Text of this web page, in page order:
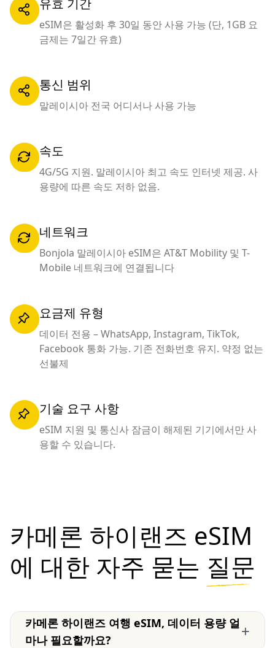
유효 기간
eSIM은 활성화 후 30일 동안 사용 가능 (단, 1GB 요
금제는 7일간 유효)
통신 범위
말레이시아 전국 어디서나 사용 가능
속도
4G/5G 지원. 말레이시아 최고 속도 인터넷 제공. 사
용량에 따른 속도 저하 없음.
네트워크
Bonjola 말레이시아 eSIM은 AT&T Mobility 및 T-
Mobile 네트워크에 연결됩니다
요금제 유형
데이터 전용 – WhatsApp, Instagram, TikTok,
Facebook 통화 가능. 기존 전화번호 유지. 약정 없는
선불제
기술 요구 사항
eSIM 지원 및 통신사 잠금이 해제된 기기에서만 사
용할 수 있습니다.
카메론 하이랜즈 eSIM
에 대한 자주 묻는 질문
카메론 하이랜즈 여행 eSIM, 데이터 용량 얼
마나 필요할까요?
+